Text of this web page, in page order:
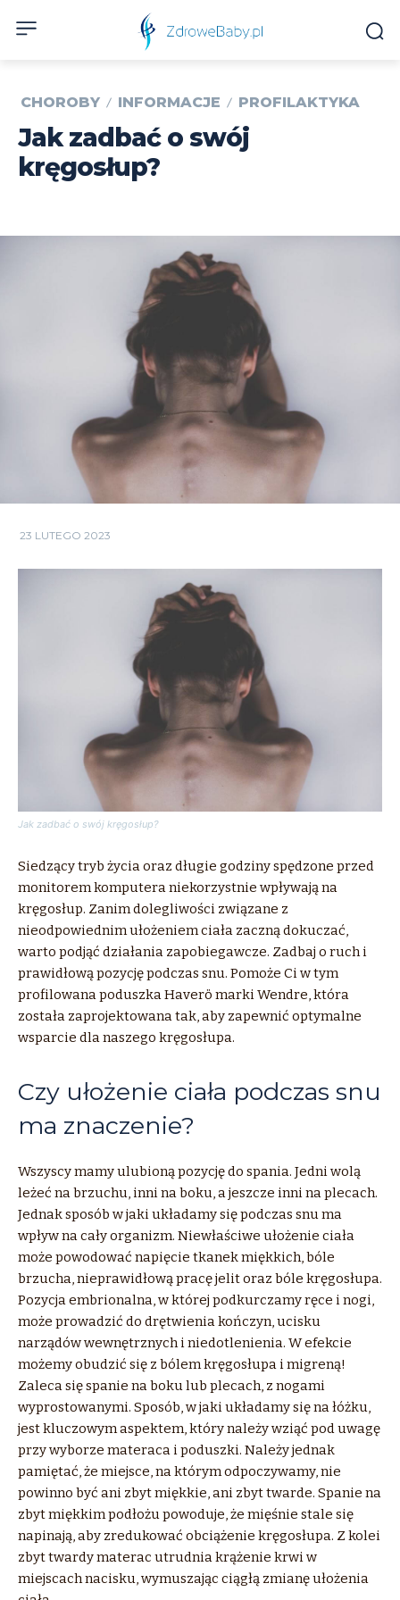
CHOROBY INFORMACJE PROFILAKTYKA
Jak zadbać o swój
kręgosłup?
23 LUTEGO 2023
Jak zadbać o swój kręgosłup?
Siedzący tryb życia oraz długie godziny spędzone przed
monitorem komputera niekorzystnie wpływają na
kręgosłup. Zanim dolegliwości związane z
nieodpowiednim ułożeniem ciała zaczną dokuczać,
warto podjąć działania zapobiegawcze. Zadbaj o ruch i
prawidłową pozycję podczas snu. Pomoże Ci w tym
profilowana poduszka Haverö marki Wendre, która
została zaprojektowana tak, aby zapewnić optymalne
wsparcie dla naszego kręgosłupa.
Czy ułożenie ciała podczas snu
ma znaczenie?
Wszyscy mamy ulubioną pozycję do spania. Jedni wolą
leżeć na brzuchu, inni na boku, a jeszcze inni na plecach.
Jednak sposób w jaki układamy się podczas snu ma
wpływ na cały organizm. Niewłaściwe ułożenie ciała
może powodować napięcie tkanek miękkich, bóle
brzucha, nieprawidłową pracę jelit oraz bóle kręgosłupa.
Pozycja embrionalna, w której podkurczamy ręce i nogi,
może prowadzić do drętwienia kończyn, ucisku
narządów wewnętrznych i niedotlenienia. W efekcie
możemy obudzić się z bólem kręgosłupa i migreną!
Zaleca się spanie na boku lub plecach, z nogami
wyprostowanymi. Sposób, w jaki układamy się na łóżku,
jest kluczowym aspektem, który należy wziąć pod uwagę
przy wyborze materaca i poduszki. Należy jednak
pamiętać, że miejsce, na którym odpoczywamy, nie
powinno być ani zbyt miękkie, ani zbyt twarde. Spanie na
zbyt miękkim podłożu powoduje, że mięśnie stale się
napinają, aby zredukować obciążenie kręgosłupa. Z kolei
zbyt twardy materac utrudnia krążenie krwi w
miejscach nacisku, wymuszając ciągłą zmianę ułożenia